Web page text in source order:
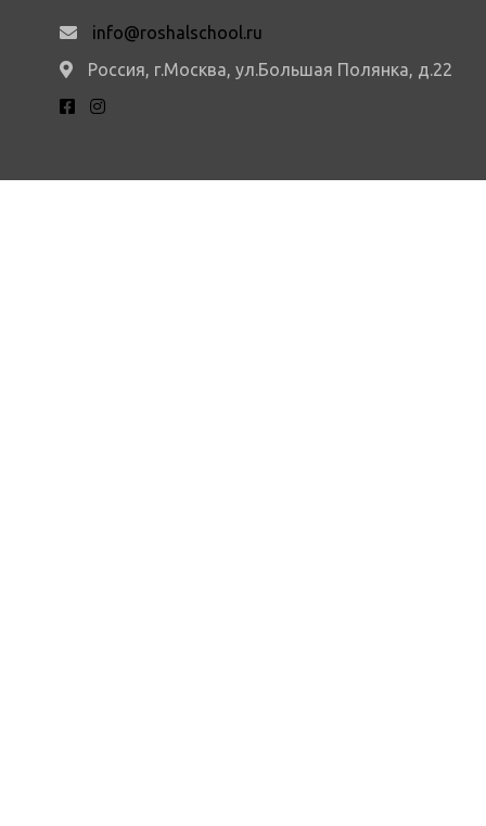
info@roshalschool.ru
Россия, г.Москва, ул.Большая Полянка, д.22